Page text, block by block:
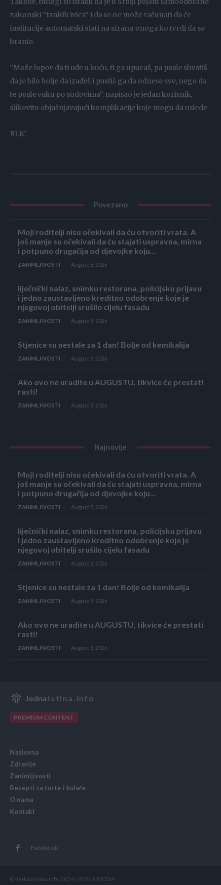
zakonski “tankih ivica” i da se ne može računati da će
institucije automatski stati na stranu onoga ko tvrdi da se
branio.
“Može lopov da ti uđe u kuću, ti ga upucaš, pa posle shvatiš
da je bilo bolje da izađeš i pustiš ga da odnese sve, nego da
te posle vuku po sudovima”, napisao je jedan korisnik,
slikovito objašnjavajući komplikacije koje mogu da uslede.
BLIC
Povezano
Moji roditelji nisu očekivali da ću otvoriti vrata. A
još manje su očekivali da ću stajati uspravna, mirna
i potpuno drugačija od djevojke koju...
ZANIMLJIVOSTI August 8, 2026
liječnički nalaz, snimku restorana, policijsku prijavu
i jedno zaustavljeno kreditno odobrenje koje je
njegovoj obitelji srušilo cijelu fasadu
ZANIMLJIVOSTI August 8, 2026
Stjenice su nestale za 1 dan! Bolje od kemikalija
ZANIMLJIVOSTI August 8, 2026
Ako ovo ne uradite u AUGUSTU, tikvice će prestati
rasti!
ZANIMLJIVOSTI August 8, 2026
Najnovije
Moji roditelji nisu očekivali da ću otvoriti vrata. A
još manje su očekivali da ću stajati uspravna, mirna
i potpuno drugačija od djevojke koju...
ZANIMLJIVOSTI August 8, 2026
liječnički nalaz, snimku restorana, policijsku prijavu
i jedno zaustavljeno kreditno odobrenje koje je
njegovoj obitelji srušilo cijelu fasadu
ZANIMLJIVOSTI August 8, 2026
Stjenice su nestale za 1 dan! Bolje od kemikalija
ZANIMLJIVOSTI August 8, 2026
Ako ovo ne uradite u AUGUSTU, tikvice će prestati
rasti!
ZANIMLJIVOSTI August 8, 2026
Jedna Istina.info
PREMIUM CONTENT
Naslovna
Zdravlje
Zanimljivosti
Recepti za torte i kolače
O nama
Kontakt
Facebook
© JedinaIstina.info 2024 - ISTINA MEDIA